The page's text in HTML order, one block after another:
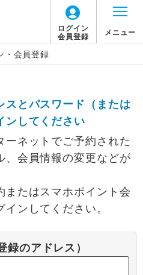
ログイン
会員登録
メニュー
・会員登録
スとパスワード（または
ンしてください
ーネットでご予約された
、会員情報の変更などが
またはスマホポイント会
ンしてください。
録のアドレス）